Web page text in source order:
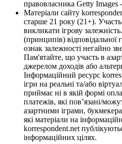
правовласника Getty Images
Матеріали сайту
старше 21 року (21+).
викликати ігрову
(принципів)
ознак залежності негайно
Пам'ятайте, що участь в
джерелом доходів або
Інформаційний ресурс
ігри на реальні та/або
приймає ні в якій формі
платежів, які пов’язані/
азартними іграми,
які матеріали на
korrespondent.net
інформаційних цілях.